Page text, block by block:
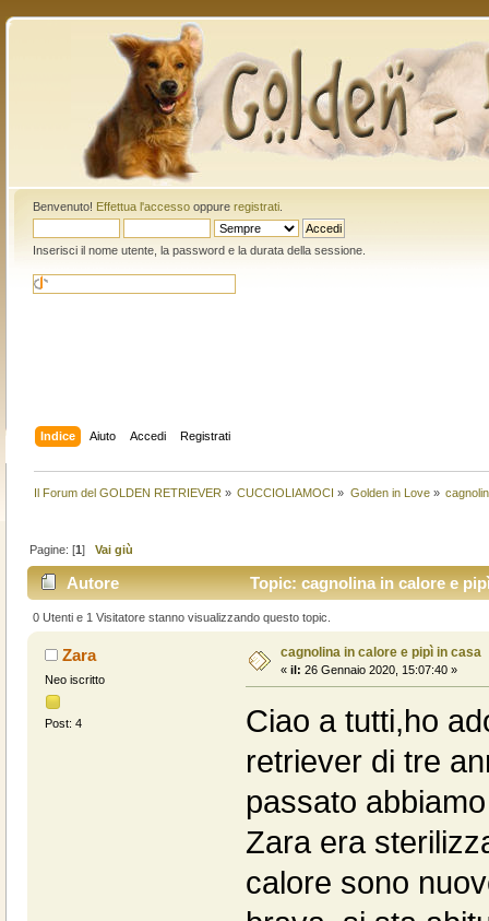
Benvenuto! Effettua l'accessooppure registrati.
Inserisci il nome utente, la password e la durata della sessione.
Indice Aiuto Accedi Registrati
Il Forum del GOLDEN RETRIEVER » CUCCIOLIAMOCI » Golden in Love»
Pagine: [1]Vai giù
Autore Topic: cagnolina in calore e
0 Utenti e 1 Visitatore stanno visualizzando questo topic.
Zara
Neo iscritto
Post: 4
cagnolina in calore e pipì in casa
« il: 26 Gennaio 2020, 15:07:40 »
Ciao a tutti,ho
retriever di tre
passato
Zara era
calore sono